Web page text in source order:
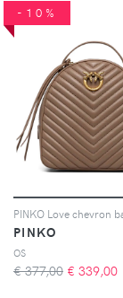
-10%
PINKO
OS
€ 377,00 € 339,00